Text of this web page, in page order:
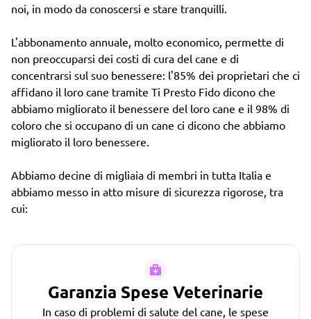
noi, in modo da conoscersi e stare tranquilli.
L'abbonamento annuale, molto economico, permette di
non preoccuparsi dei costi di cura del cane e di
concentrarsi sul suo benessere: l'85% dei proprietari che ci
affidano il loro cane tramite Ti Presto Fido dicono che
abbiamo migliorato il benessere del loro cane e il 98% di
coloro che si occupano di un cane ci dicono che abbiamo
migliorato il loro benessere.
Abbiamo decine di migliaia di membri in tutta Italia e
abbiamo messo in atto misure di sicurezza rigorose, tra
cui:
Garanzia Spese Veterinarie
In caso di problemi di salute del cane, le spese